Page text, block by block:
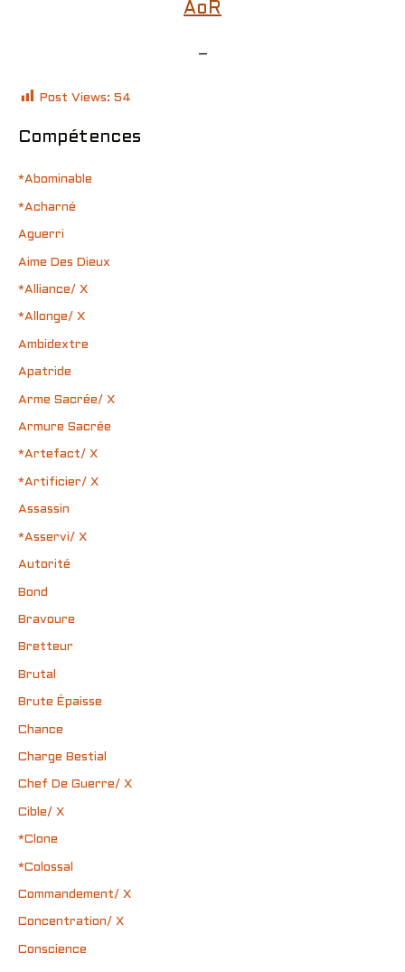
AoR
–
Post Views: 54
Compétences
*Abominable
*Acharné
Aguerri
Aime Des Dieux
*Alliance/ X
*Allonge/ X
Ambidextre
Apatride
Arme Sacrée/ X
Armure Sacrée
*Artefact/ X
*Artificier/ X
Assassin
*Asservi/ X
Autorité
Bond
Bravoure
Bretteur
Brutal
Brute Épaisse
Chance
Charge Bestial
Chef De Guerre/ X
Cible/ X
*Clone
*Colossal
Commandement/ X
Concentration/ X
Conscience